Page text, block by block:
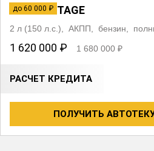
до 60 000 ₽
KIA SPORTAGE
2 л (150 л.с.), АКПП, бензин,
1 620 000 ₽ 1 680 000 ₽
РАСЧЕТ КРЕДИТА
ПОЛУЧИТЬ